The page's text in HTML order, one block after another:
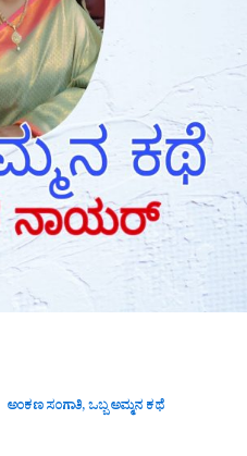
ಅಂಕಣ ಸಂಗಾತಿ,ಒಬ್ಬ ಅಮ್ಮನ ಕಥೆ